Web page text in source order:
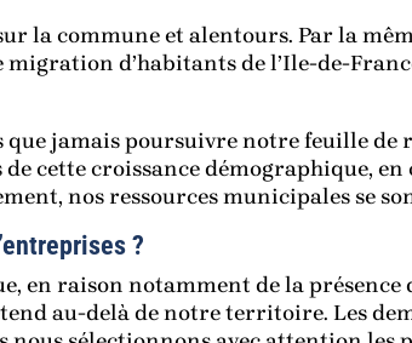
la commune et alentours. Par la
migration d’habitants de l’Ile-de-
jamais poursuivre notre feuille de
cette croissance démographique,
nos ressources municipales se
?
en raison notamment de la présence
au-delà de notre territoire. Les